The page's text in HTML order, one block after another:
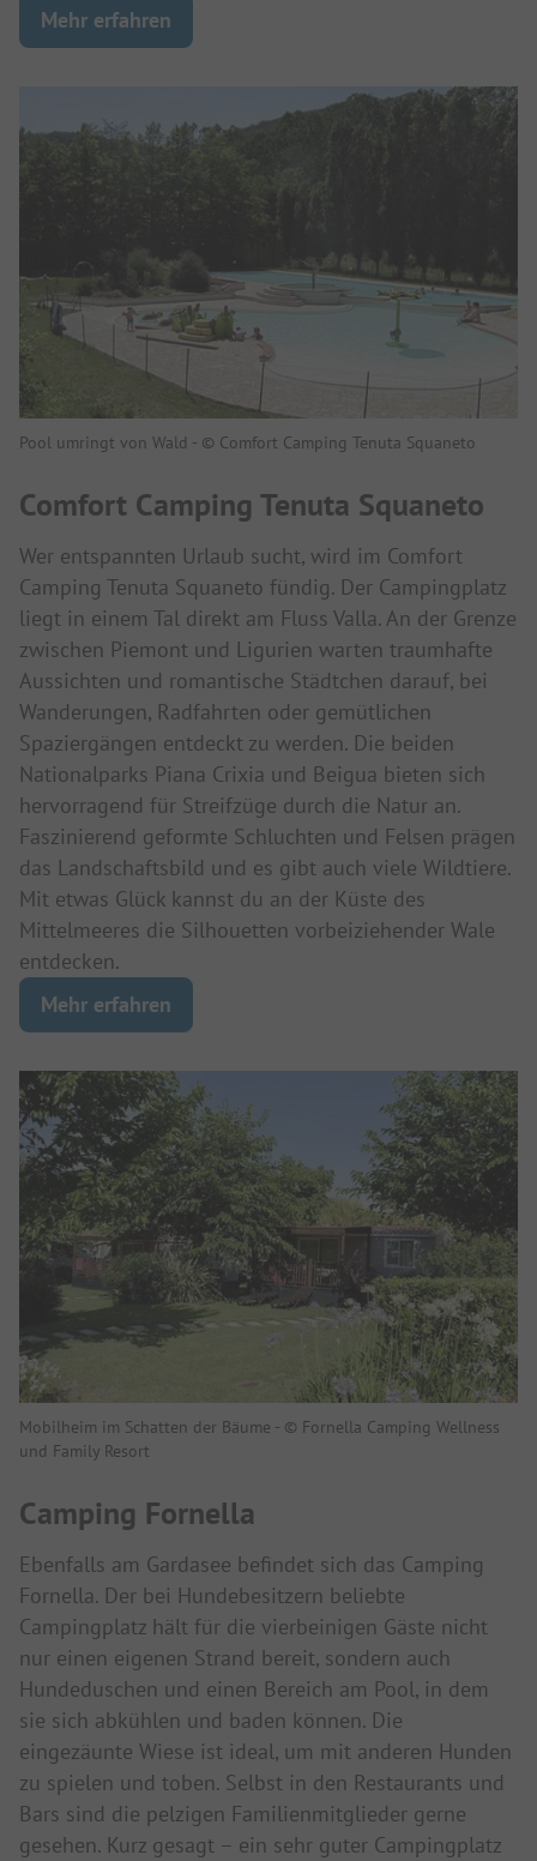
Mehr erfahren
Pool umringt von Wald - © Comfort Camping Tenuta Squaneto
Comfort Camping Tenuta Squaneto
Wer entspannten Urlaub sucht, wird im Comfort
Camping Tenuta Squaneto fündig. Der Campingplatz
liegt in einem Tal direkt am Fluss Valla. An der Grenze
zwischen Piemont und Ligurien warten traumhafte
Aussichten und romantische Städtchen darauf, bei
Wanderungen, Radfahrten oder gemütlichen
Spaziergängen entdeckt zu werden. Die beiden
Nationalparks Piana Crixia und Beigua bieten sich
hervorragend für Streifzüge durch die Natur an.
Faszinierend geformte Schluchten und Felsen prägen
das Landschaftsbild und es gibt auch viele Wildtiere.
Mit etwas Glück kannst du an der Küste des
Mittelmeeres die Silhouetten vorbeiziehender Wale
entdecken.
Mehr erfahren
Mobilheim im Schatten der Bäume - © Fornella Camping Wellness
und Family Resort
Camping Fornella
Ebenfalls am Gardasee befindet sich das Camping
Fornella. Der bei Hundebesitzern beliebte
Campingplatz hält für die vierbeinigen Gäste nicht
nur einen eigenen Strand bereit, sondern auch
Hundeduschen und einen Bereich am Pool, in dem
sie sich abkühlen und baden können. Die
eingezäunte Wiese ist ideal, um mit anderen Hunden
zu spielen und toben. Selbst in den Restaurants und
Bars sind die pelzigen Familienmitglieder gerne
gesehen. Kurz gesagt – ein sehr guter Campingplatz